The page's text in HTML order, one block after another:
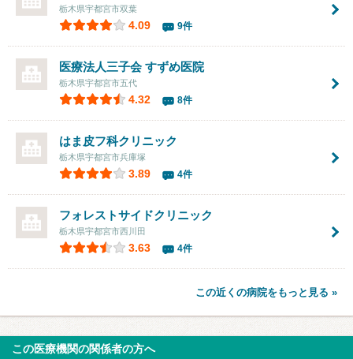
栃木県宇都宮市双葉
4.09 9件
医療法人三子会すずめ医院
栃木県宇都宮市五代
4.32 8件
はま皮フ科クリニック
栃木県宇都宮市兵庫塚
3.89 4件
フォレストサイドクリニック
栃木県宇都宮市西川田
3.63 4件
この近くの病院をもっと見る »
この医療機関の関係者の方へ